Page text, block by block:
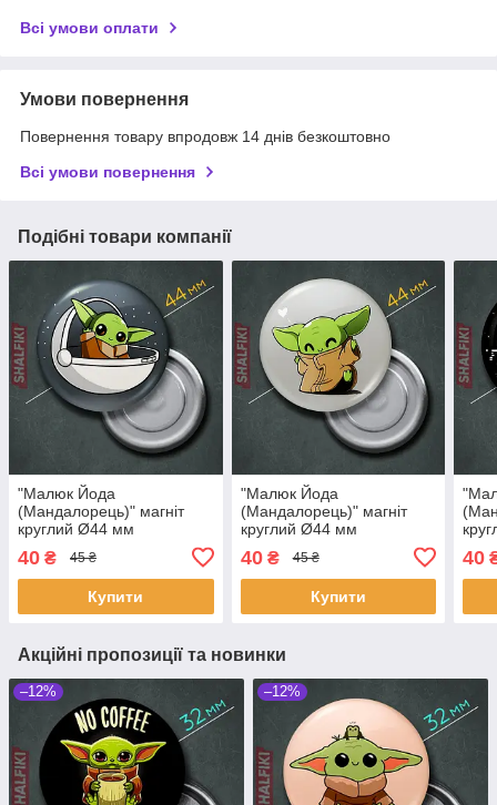
Всі умови оплати
Умови повернення
Повернення товару впродовж 14 днів безкоштовно
Всі умови повернення
Подібні товари компанії
"Малюк Йода
(Мандалорець)" магніт
круглий Ø44 мм
40 ₴ 45 ₴
Купити
"Малюк Йода
(Мандалорець)" магніт
круглий Ø44 мм
40₴ 45 ₴
Купити
40
Акційні пропозиції та новинки
–12% –12%